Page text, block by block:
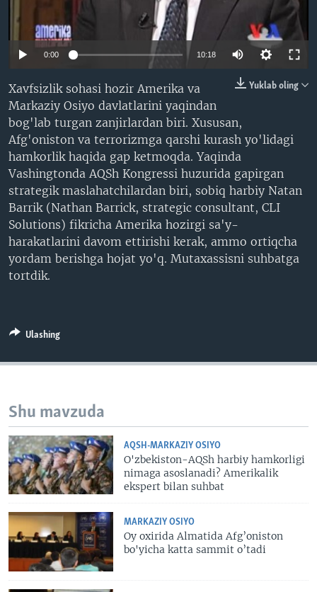
0:00 10:18
Yuklab oling
Xavfsizlik sohasi hozir Amerika va
Markaziy Osiyo davlatlarini yaqindan
bog'lab turgan zanjirlardan biri. Xususan,
Afg'oniston va terrorizmga qarshi kurash yo'lidagi
hamkorlik haqida gap ketmoqda. Yaqinda
Vashingtonda AQSh Kongressi huzurida gapirgan
strategik maslahatchilardan biri, sobiq harbiy Natan
Barrik (Nathan Barrick, strategic consultant, CLI
Solutions) fikricha Amerika hozirgi sa'y-
harakatlarini davom ettirishi kerak, ammo ortiqcha
yordam berishga hojat yo'q. Mutaxassisni suhbatga
tortdik.
Ulashing
Shu mavzuda
AQSH-MARKAZIY OSIYO
O'zbekiston-AQSh harbiy hamkorligi
nimaga asoslanadi? Amerikalik
ekspert bilan suhbat
MARKAZIY OSIYO
Oy oxirida Almatida Afg’oniston
bo'yicha katta sammit o’tadi